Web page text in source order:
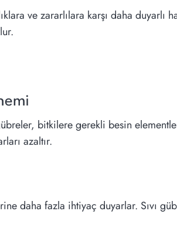
ve zararlılara karşı daha
bitkilere gerekli besin
azaltır.
daha fazla ihtiyaç duyarlar. Sıvı